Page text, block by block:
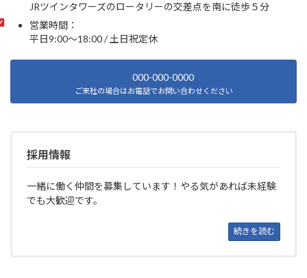
JRツインタワーズのロータリーの交差点を南に徒歩５分
営業時間：
平日9:00～18:00 / 土日祝定休
000-000-0000
ご来社の場合はお電話でお問い合わせください
採用情報
一緒に働く仲間を募集しています！やる気があれば未経験
でも大歓迎です。
続きを読む